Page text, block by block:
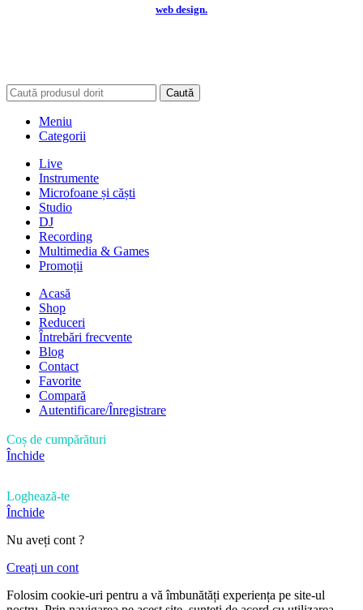
web design.
Caută
Meniu
Categorii
Live
Instrumente
Microfoane și căști
Studio
DJ
Recording
Multimedia & Games
Promoții
Acasă
Shop
Reduceri
Întrebări frecvente
Blog
Contact
Favorite
Compară
Autentificare/Înregistrare
Coș de cumpărături
Închide
Loghează-te
Închide
Nu aveți cont ?
Creați un cont
Folosim cookie-uri pentru a vă îmbunătăți experiența pe site-ul